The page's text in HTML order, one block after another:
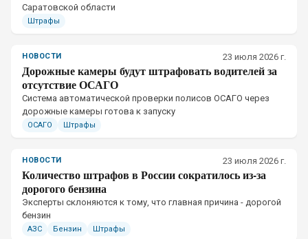
Саратовской области
Штрафы
НОВОСТИ 23 июля 2026 г.
Дорожные камеры будут штрафовать водителей за
отсутствие ОСАГО
Система автоматической проверки полисов ОСАГО через
дорожные камеры готова к запуску
ОСАГО Штрафы
НОВОСТИ 23 июля 2026 г.
Количество штрафов в России сократилось из-за
дорогого бензина
Эксперты склоняются к тому, что главная причина - дорогой
бензин
АЗС Бензин Штрафы